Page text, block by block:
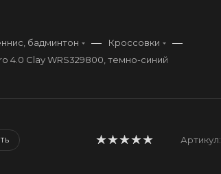
бадминтон — Кроссовки —
4.0 Clay WRS329800, темно-синий
Артикул: